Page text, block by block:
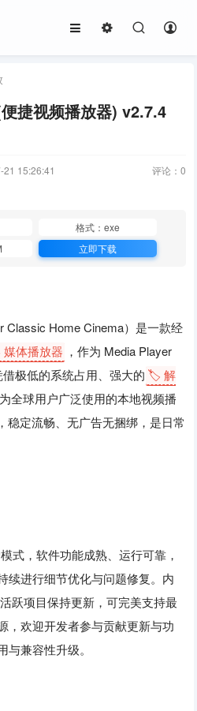
捷视频播放器) v2.7.4
15:26:41 评论： 0
格式：exe
立即下载
Classic Home Cinema）是一款经
体播放器 ，作为 Media Player
极低的系统占用、强大的 🏷️ 解
全球用户广泛使用的本地视频播
稳定流畅、无广告无捆绑，是日常
式，软件功能成熟、运行可靠，
续进行细节优化与问题修复。内
跃项目保持更新，可完美支持最
，欢迎开发者参与贡献更新与功
兼容性升级。